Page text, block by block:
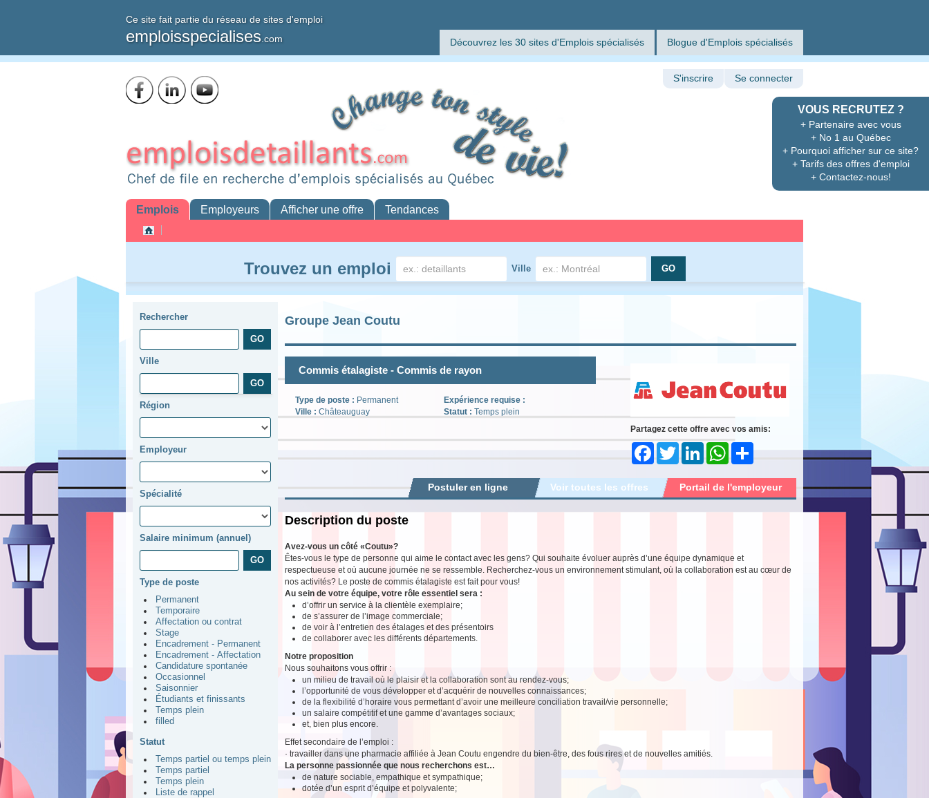
Ce site fait partie du réseau de sites d'emploi
emploisspecialises .com Découvrez les 30 sites d'Emplois spécialisés Blogue d'Emplois spécialisés
VOUS RECRUTEZ ?
+ Partenaire avec vous
+ No 1 au Québec
+ Pourquoi afficher sur ce site?
+ Tarifs des offres d'emploi
+ Contactez-nous!
S'inscrire Se connecter
Emplois Employeurs Afficher une offre Tendances
Trouvez un emploi Ville
Rechercher
Ville
Région
Employeur
Spécialité
Salaire minimum (annuel)
Type de poste
Permanent
Temporaire
Affectation ou contrat
Stage
Encadrement - Permanent
Encadrement - Affectation
Candidature spontanée
Occasionnel
Saisonnier
Étudiants et finissants
Temps plein
filled
Statut
Temps partiel ou temps plein
Temps partiel
Temps plein
Liste de rappel
Groupe Jean Coutu
Commis étalagiste - Commis de rayon
Type de poste : Permanent
Ville : Châteauguay
Expérience requise :
Statut : Temps plein
Partagez cette offre avec vos amis:
FacebookTwitter LinkedInWhatsApp
Portail de l'employeur
Voir toutes les offres
Postuler en ligne
Description du poste
Avez-vous un côté «Coutu»?
Êtes-vous le type de personne qui aime le contact avec les gens? Qui souhaite évoluer auprès d’une équipe dynamique et
respectueuse et où aucune journée ne se ressemble. Recherchez-vous un environnement stimulant, où la collaboration est au cœur de
nos activités? Le poste de commis étalagiste est fait pour vous!
Au sein de votre équipe, votre rôle essentiel sera :
d’offrir un service à la clientèle exemplaire;
de s’assurer de l’image commerciale;
de voir à l’entretien des étalages et des présentoirs
de collaborer avec les différents départements.
Notre proposition
Nous souhaitons vous offrir :
un milieu de travail où le plaisir et la collaboration sont au rendez-vous;
l’opportunité de vous développer et d’acquérir de nouvelles connaissances;
de la flexibilité d’horaire vous permettant d’avoir une meilleure conciliation travail/vie personnelle;
un salaire compétitif et une gamme d’avantages sociaux;
et, bien plus encore.
Effet secondaire de l’emploi :
· travailler dans une pharmacie affiliée à Jean Coutu engendre du bien-être, des fous rires et de nouvelles amitiés.
La personne passionnée que nous recherchons est…
de nature sociable, empathique et sympathique;
dotée d’un esprit d’équipe et polyvalente;